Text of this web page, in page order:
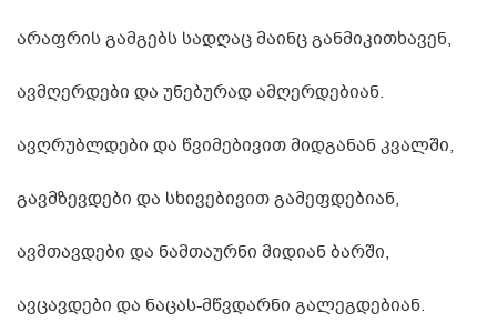
არაფრის გამგებს სადღაც მაინც განმიკითხავენ,
ავმღერდები და უნებურად ამღერდებიან.
ავღრუბლდები და წვიმებივით მიდგანან კვალში,
გავმზევდები და სხივებივით გამეფდებიან,
ავმთავდები და ნამთაურნი მიდიან ბარში,
ავცავდები და ნაცას-მწვდარნი გალეგდებიან.